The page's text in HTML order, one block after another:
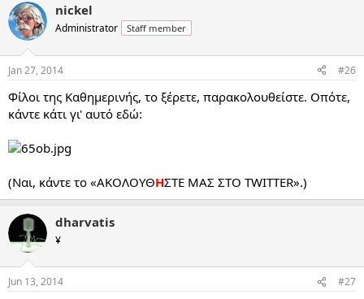
nickel
Administrator Staff member
Jan 27, 2014 #26
Φίλοι της Καθημερινής, το ξέρετε, παρακολουθείστε. Οπότε,
κάντε κάτι γι' αυτό εδώ:
(Ναι, κάντε το «ΑΚΟΛΟΥΘΗΣΤΕ ΜΑΣ ΣΤΟ TWITTER».)
dharvatis
¥
Jun 13, 2014 #27